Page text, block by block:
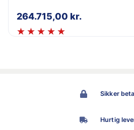
264.715,00 kr.
Sikker
Hurtig